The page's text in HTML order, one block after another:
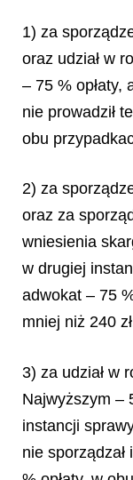
1) za
oraz udział w
– 75 % opłaty,
nie prowadził
obu
2) za
oraz za
wniesienia
w drugiej
adwokat – 75
mniej niż 240
3) za udział w
Najwyższym –
instancji
nie